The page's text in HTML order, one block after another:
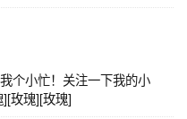
个小忙！关注一下我的小
玫瑰][玫瑰]